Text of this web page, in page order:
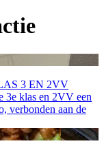
3 EN 2VV
3e klas en 2VV een
verbonden aan de